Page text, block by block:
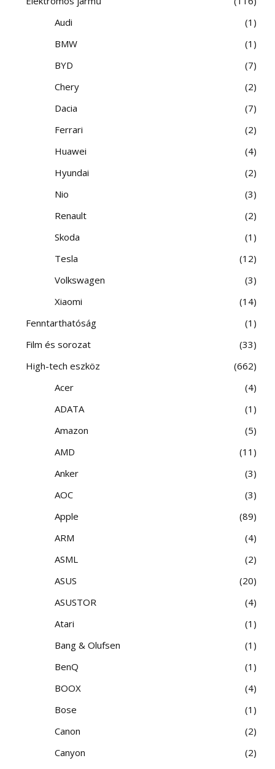
Audi
1
BMW
1
BYD
7
Chery
2
Dacia
7
Ferrari
2
Huawei
4
Hyundai
2
Nio
3
Renault
2
Skoda
1
Tesla
12
Volkswagen
3
Xiaomi
14
Fenntarthatóság
1
Film és sorozat
33
High-tech eszköz
662
Acer
4
ADATA
1
Amazon
5
AMD
11
Anker
3
AOC
3
Apple
89
ARM
4
ASML
2
ASUS
20
ASUSTOR
4
Atari
1
Bang & Olufsen
1
BenQ
1
BOOX
4
Bose
1
Canon
2
Canyon
2